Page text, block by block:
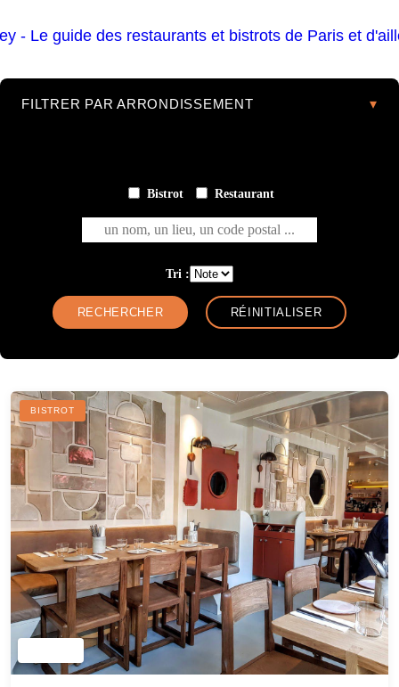
FILTRER PAR ARRONDISSEMENT
Bistrot Restaurant
un nom, un lieu, un code postal ...
Tri :
BISTROT